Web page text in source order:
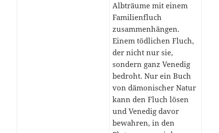
Albträume mit einem
Familienfluch
zusammenhängen.
Einem tödlichen Fluch,
der nicht nur sie,
sondern ganz Venedig
bedroht. Nur ein Buch
von dämonischer Natur
kann den Fluch lösen
und Venedig davor
bewahren, in den